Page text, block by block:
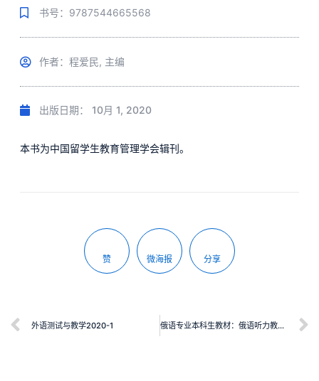
书号：9787544665568
作者：程爱民, 主编
出版日期： 10月 1, 2020
本书为中国留学生教育管理学会辑刊。
赞 微海报 分享
外语测试与教学2020-1 俄语专业本科生教材：俄语听力教程（4）学生用书